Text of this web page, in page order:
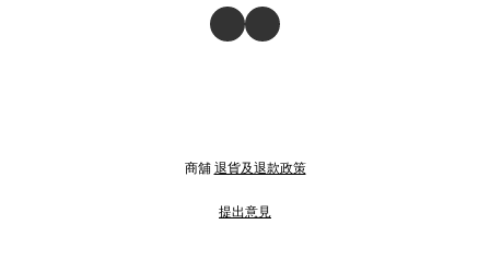
商舖 退貨及退款政策
提出意見